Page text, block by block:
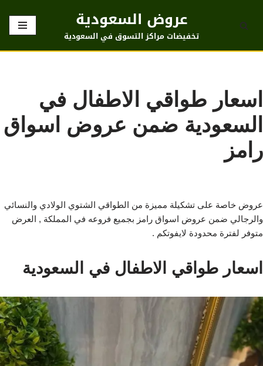
تخطى
عروض السعودية
تخفيضات مراكز التسوق في السعودية
اسعار طواقي الاطفال في
السعودية ضمن عروض اسواق
رامز
عروض خاصة على تشكيلة مميزة من الطواقي الشتوي الولادي والنسائي
والرجالي ضمن عروض اسواق رامز بجميع فروعه في المملكة , العرض
متوفر لفترة محدودة لايفوتكم .
اسعار طواقي الاطفال في السعودية